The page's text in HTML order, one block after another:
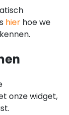
hier hoe we
onze widget,